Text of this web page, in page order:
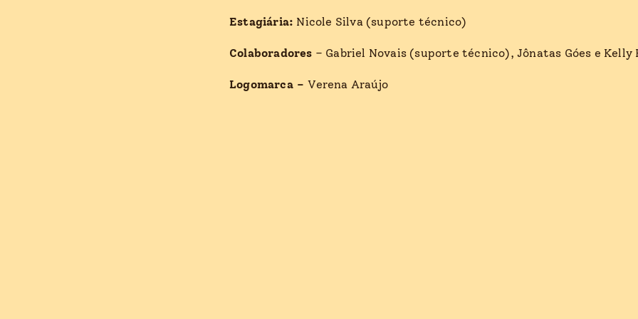
Estagiária: Nicole Silva (suporte técnico)
Colaboradores – Gabriel Novais (suporte técnico),Jônatas Góes e Kelly
Logomarca –Verena Araújo